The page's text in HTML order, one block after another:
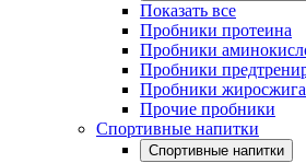
Показать все
Пробники протеина
Пробники
Пробники
Пробники
Прочие пробники
Спортивные напитки
Спортивные напитки